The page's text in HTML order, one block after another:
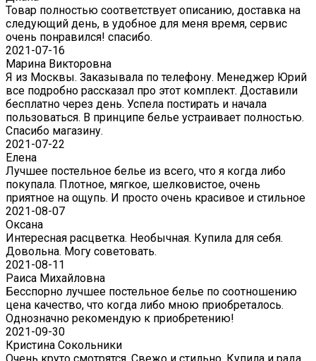
Товар полностью соответствует описанию, доставка на
следующий день, в удобное для меня время, сервис
очень понравился! спасибо.
2021-07-16
Марина Викторовна
Я из Москвы. Заказывала по телефону. Менеджер Юрий
все подробно рассказал про этот комплект. Доставили
бесплатно через день. Успела постирать и начала
пользоваться. В принципе белье устраивает полностью.
Спасибо магазину.
2021-07-22
Eлена
Лучшее постельное белье из всего, что я когда либо
покупала. Плотное, мягкое, шелковистое, очень
приятное на ощупь. И просто очень красивое и стильное
2021-08-07
Оксана
Интересная расцветка. Необычная. Купила для себя.
Довольна. Могу советовать.
2021-08-11
Раиса Михайловна
Бесспорно лучшее постельное белье по соотношению
цена качество, что когда либо мною приобреталось.
Однозначно рекомендую к приобретению!
2021-09-30
Кристина Сокольники